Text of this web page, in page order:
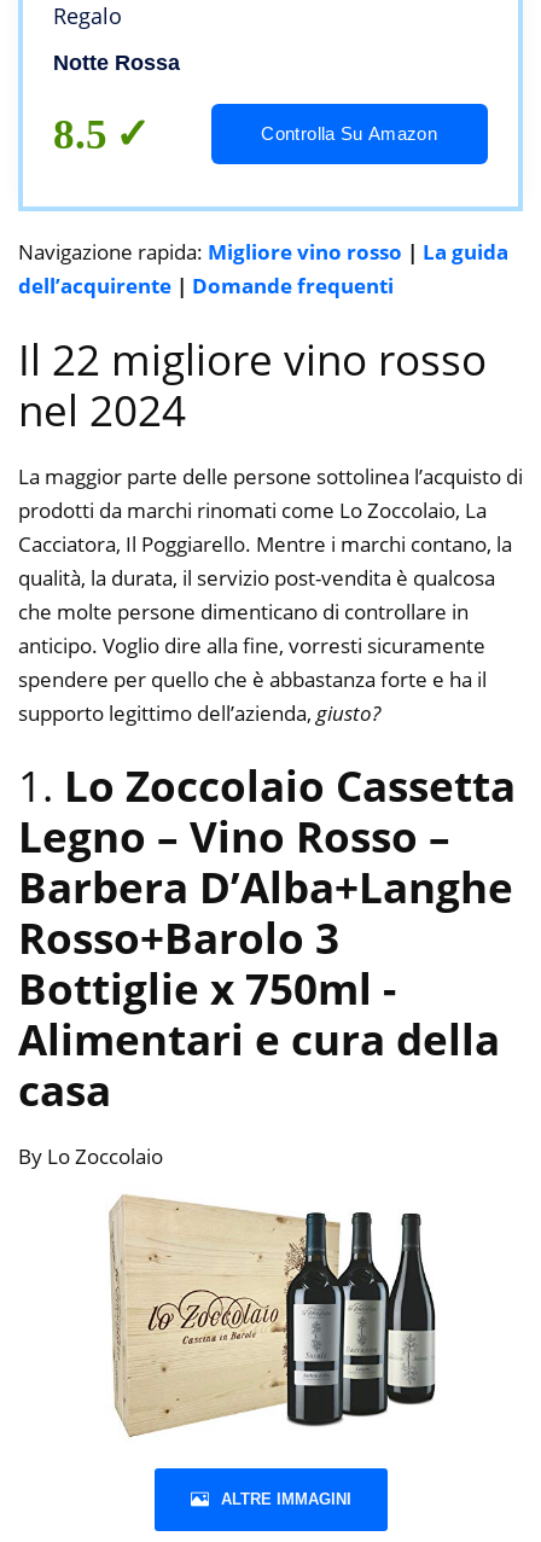
Regalo
Notte Rossa
8.5 Controlla Su Amazon
Navigazione rapida: Migliore vino rosso | La guida
dell’acquirente | Domande frequenti
Il 22 migliore vino rosso
nel 2024
La maggior parte delle persone sottolinea l’acquisto di
prodotti da marchi rinomati come Lo Zoccolaio, La
Cacciatora, Il Poggiarello. Mentre i marchi contano, la
qualità, la durata, il servizio post-vendita è qualcosa
che molte persone dimenticano di controllare in
anticipo. Voglio dire alla fine, vorresti sicuramente
spendere per quello che è abbastanza forte e ha il
supporto legittimo dell’azienda, giusto?
1. Lo Zoccolaio Cassetta
Legno – Vino Rosso –
Barbera D’Alba+Langhe
Rosso+Barolo 3
Bottiglie x 750ml -
Alimentari e cura della
casa
By Lo Zoccolaio
ALTRE IMMAGINI